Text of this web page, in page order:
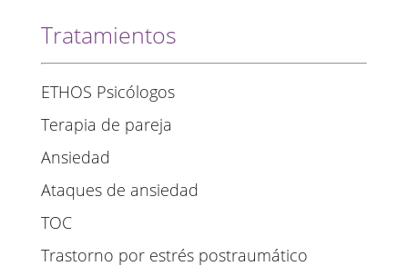
Tratamientos
ETHOS Psicólogos
Terapia de pareja
Ansiedad
Ataques de ansiedad
TOC
Trastorno por estrés postraumático